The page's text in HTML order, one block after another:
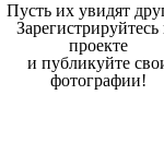
Пусть их увидят
Зарегистрируйтесь
проекте
и публикуйте
фотографии!